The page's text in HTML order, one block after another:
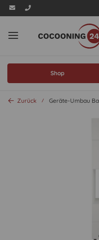
Shop
Zurück Geräte-Umbau